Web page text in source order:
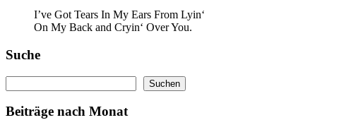
I’ve Got Tears In My Ears From Lyin‘
On My Back and Cryin‘ Over You.
Suche
Suchen
Beiträge nach Monat